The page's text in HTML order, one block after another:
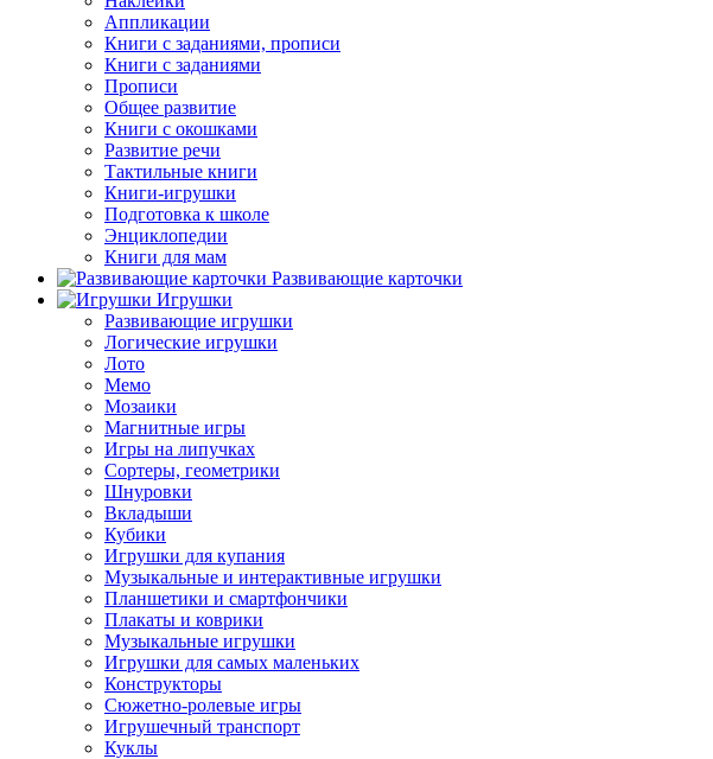
Аппликации
Книги с заданиями, прописи
Книги с заданиями
Прописи
Общее развитие
Книги с окошками
Развитие речи
Тактильные книги
Книги-игрушки
Подготовка к школе
Энциклопедии
Книги для мам
Развивающие карточки
Игрушки
Развивающие игрушки
Логические игрушки
Лото
Мемо
Мозаики
Магнитные игры
Игры на липучках
Сортеры, геометрики
Шнуровки
Вкладыши
Кубики
Игрушки для купания
Музыкальные и интерактивные игрушки
Планшетики и смартфончики
Плакаты и коврики
Музыкальные игрушки
Игрушки для самых маленьких
Конструкторы
Сюжетно-ролевые игры
Игрушечный транспорт
Куклы